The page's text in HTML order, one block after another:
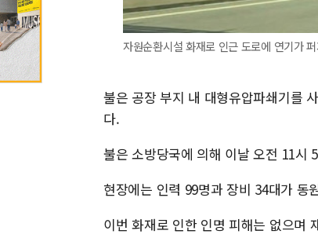
자원순환시설 화재로 인근 도로에 연기
불은 공장 부지 내 대형유압파쇄기를
다.
불은 소방당국에 의해 이날 오전 11시
현장에는 인력 99명과 장비 34대가 동
이번 화재로 인한 인명 피해는 없으며